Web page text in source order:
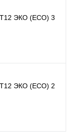
ЭКО (ECO) 3
ЭКО (ECO) 2